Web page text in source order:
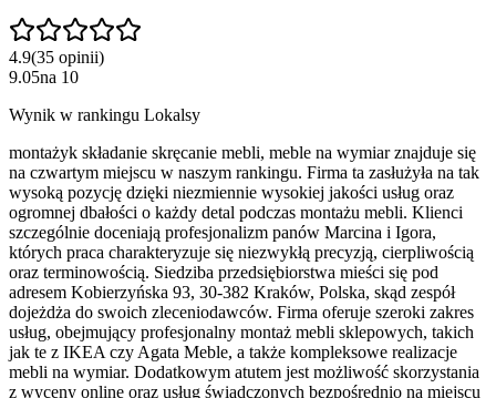
4.9(35 opinii)
9.05na 10
Wynik w rankingu Lokalsy
montażyk składanie skręcanie mebli, meble na wymiar znajduje się
na czwartym miejscu w naszym rankingu. Firma ta zasłużyła na tak
wysoką pozycję dzięki niezmiennie wysokiej jakości usług oraz
ogromnej dbałości o każdy detal podczas montażu mebli. Klienci
szczególnie doceniają profesjonalizm panów Marcina i Igora,
których praca charakteryzuje się niezwykłą precyzją, cierpliwością
oraz terminowością. Siedziba przedsiębiorstwa mieści się pod
adresem Kobierzyńska 93, 30-382 Kraków, Polska, skąd zespół
dojeżdża do swoich zleceniodawców. Firma oferuje szeroki zakres
usług, obejmujący profesjonalny montaż mebli sklepowych, takich
jak te z IKEA czy Agata Meble, a także kompleksowe realizacje
mebli na wymiar. Dodatkowym atutem jest możliwość skorzystania
z wyceny online oraz usług świadczonych bezpośrednio na miejscu